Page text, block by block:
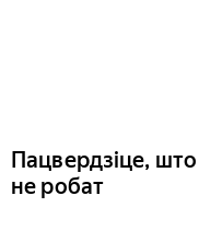
Пацвердзіце,
не робат